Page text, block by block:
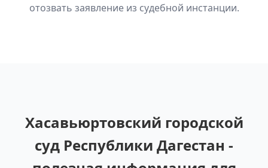
отозвать заявление из судебной инстанции.
Хасавьюртовский городской
суд Республики Дагестан -